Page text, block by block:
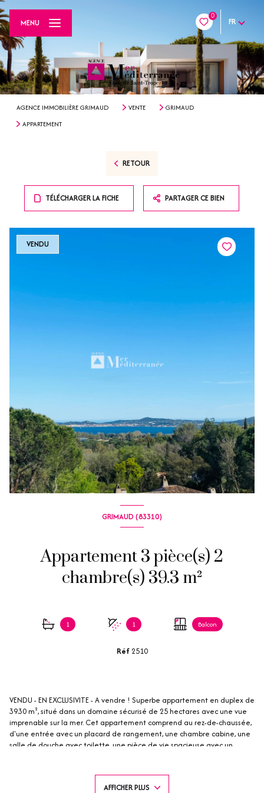
0
FR
MENU
AGENCE IMMOBILIÈRE GRIMAUD VENTE
GRIMAUD
APPARTEMENT
RETOUR
TÉLÉCHARGER LA FICHE PARTAGER CE BIEN
VENDU
GRIMAUD (83310)
Appartement 3 pièce(s) 2
chambre(s) 39.3 m²
1 1 Balcon
Réf 2510
VENDU - EN EXCLUSIVITE - A vendre ! Superbe appartement en duplex de
39.30 m², situé dans un domaine sécurisé de 25 hectares avec une vue
imprenable sur la mer. Cet appartement comprend au rez-de-chaussée,
d'une entrée avec un placard de rangement, une chambre cabine, une
salle de douche avec toilette, une pièce de vie spacieuse avec un
l'étage un couloir avec placard de rangement, une salle de bains avec
toilette et une chambre avec un balcon privé offrant une magnifique
AFFICHER PLUS